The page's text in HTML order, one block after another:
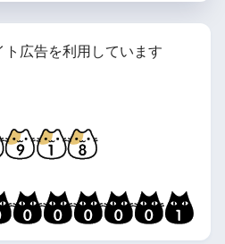
広告を利用しています